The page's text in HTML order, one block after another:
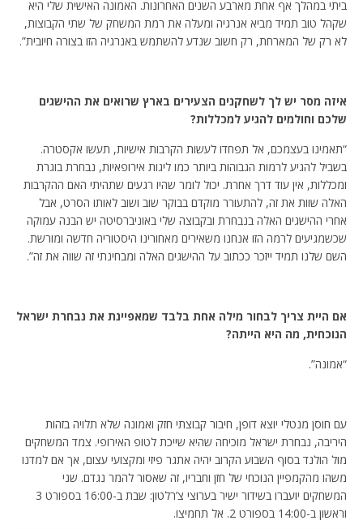
ביתי במהלך אף אחת מארבע השנים האחרונות. האמונה האישית שלי היא
שקהל טוב תמיד מביא אנרגיה ומעלה את רמת המשחק של שתי הקבוצות,
לא רק של המארחת, רק חשוב שנדע להשתמש באנרגיה הזו בצורה חיובית”.
איזה מסר יש לך לשחקנים הצעירים בארץ שרואים את ההישגים
שלכם וחולמים להגיע למכללות?
“תאמינו בעצמכם, אל תפחדו לעשות הקרבות אישיות, תעשו אקסטרה.
בשביל להגיע לרמות הגבוהות ביותר כמו ליגות אירופאיות, נבחרת בוגרת
ומכללות, אין עוד דרך אחרת. יכול לומר שהיו רגעים שתהיתי האם ההקרבות
האלה שוות את זה, להתעורר מוקדם בבוקר שוב ושוב לאותו הסרט, אבל
אחרי ההישגים האלה בנבחרת ובקבוצה שלי באוניברסיטה יש הבנה עמוקה
שכשמגיעים לרמה הזו אנחנו משאירים מאחורינו היסטוריה חדשה ומורשת.
השם שלנו תמיד ייזכר ככתוב על ההישגים האלה ומבחינתי זה שווה את זה”.
אם היית צריך לבחור מילה אחת בלבד שמאפיינת את נבחרת ישראל
הנוכחית, מה היא הייתה?
“אמונה”.
עם חוסן מנטלי יוצא דופן, חיבור קבוצתי חזק ואמונה שלא תלויה בזהות
היריבה, נבחרת ישראל מוכיחה שהיא שייכת לטופ האירופי. צמד המשחקים
מול הולנד בסוף השבוע הקרוב יהיה אתגר פיזי ומקצועי עצום, אך אם למדנו
משהו מהקמפיין הנוכחי של חזן וחבריו, זה שאסור להמר נגדם. שני
המשחקים יועברו בשידור ישיר בערוצי צ’רלטון: שבת ב-16:00 בספורט 3
וראשון ב-14:00 בספורט 2. אל תחמיצו.